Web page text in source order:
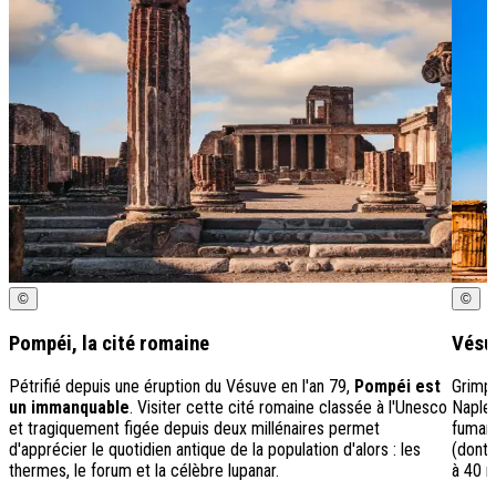
©
Pompéi, la cité romaine
Pétrifié depuis une éruption du Vésuve en l'an 79, Pompéi est
un immanquable. Visiter cette cité romaine classée à l'Unesco
et tragiquement figée depuis deux millénaires permet
d'apprécier le quotidien antique de la population d'alors : les
thermes, le forum et la célèbre lupanar.
©
(dont
à 40